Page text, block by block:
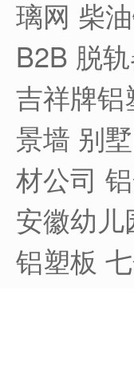
璃网 柴
B2B 脱
吉祥牌铝
景墙 别
材公司
安徽幼儿
铝塑板